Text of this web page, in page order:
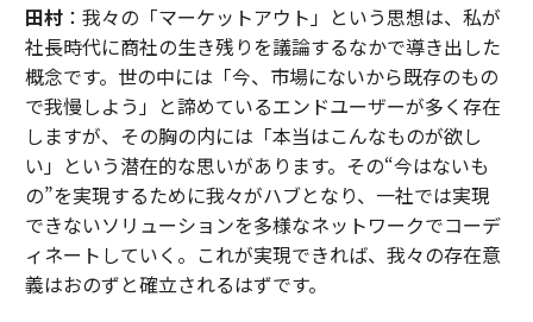
田村：我々の「マーケットアウト」という思想は、私が
社長時代に商社の生き残りを議論するなかで導き出した
概念です。世の中には「今、市場にないから既存のもの
で我慢しよう」と諦めているエンドユーザーが多く存在
しますが、その胸の内には「本当はこんなものが欲し
い」という潜在的な思いがあります。その“今はないも
の”を実現するために我々がハブとなり、一社では実現
できないソリューションを多様なネットワークでコーデ
ィネートしていく。これが実現できれば、我々の存在意
義はおのずと確立されるはずです。